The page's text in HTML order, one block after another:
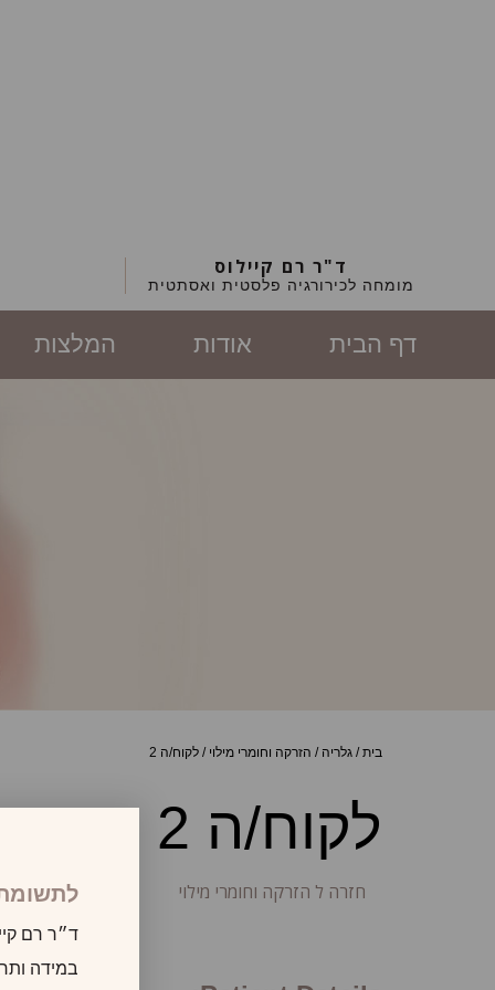
ד"ר רם קיילוס
מומחה לכירורגיה פלסטית ואסתטית
דף הבית אודות המלצות
בית/ גלריה / הזרקה וחומרי מילוי / לקוח/ה 2
לקוח/ה 2
חזרה ל הזרקה וחומרי מילוי
ד״ר רם
במידה